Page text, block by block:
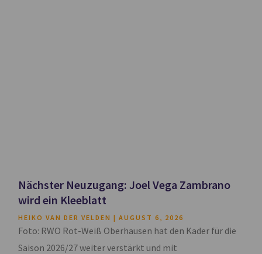
Nächster Neuzugang: Joel Vega Zambrano
wird ein Kleeblatt
HEIKO VAN DER VELDEN AUGUST 6, 2026
Foto: RWO Rot-Weiß Oberhausen hat den Kader für die
Saison 2026/27 weiter verstärkt und mit